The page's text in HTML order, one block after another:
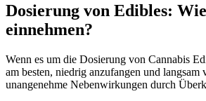
Dosierung von Edibles:
einnehmen?
Wenn es um die Dosierung von Cannabis
am besten, niedrig anzufangen und langsam
unangenehme Nebenwirkungen durch